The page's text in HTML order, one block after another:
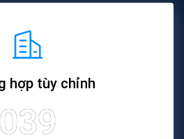
hợp tùy chỉnh
039